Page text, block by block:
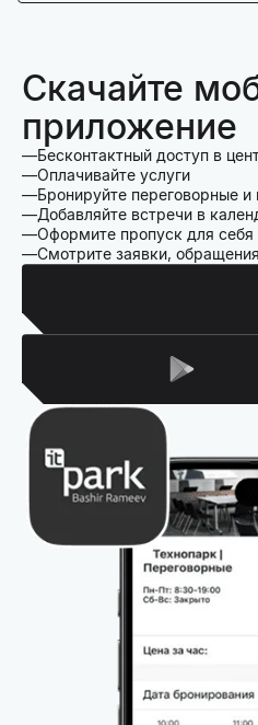
Скачайте
приложение
Бесконтактный доступ в
Оплачивайте услуги
Бронируйте переговорные
Добавляйте встречи в
Оформите пропуск для себя
Смотрите заявки,